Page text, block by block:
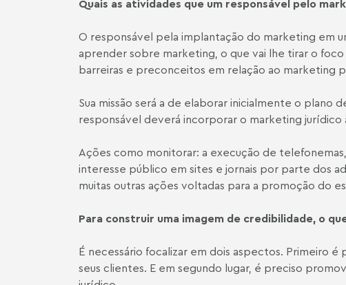
Quais as atividades que um responsável pelo
O responsável pela implantação do marketing em
aprender sobre marketing, o que vai lhe tirar o foco
barreiras e preconceitos em relação ao marketing
Sua missão será a de elaborar inicialmente o plano
responsável deverá incorporar o marketing jurídico
Ações como monitorar: a execução de
interesse público em sites e jornais por parte dos
muitas outras ações voltadas para a promoção do
Para construir uma imagem de credibilidade, o
É necessário focalizar em dois aspectos. Primeiro
seus clientes. E em segundo lugar, é preciso